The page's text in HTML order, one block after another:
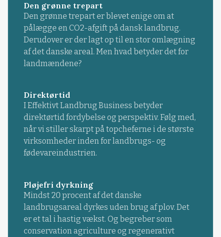
Den grønne trepart
Den grønne trepart er blevet enige om at
pålægge en CO2-afgift på dansk landbrug.
Derudover er der lagt op til en stor omlægning
af det danske areal. Men hvad betyder det for
landmændene?
Direktørtid
I Effektivt Landbrug Business betyder
direktørtid fordybelse og perspektiv. Følg med,
når vi stiller skarpt på topcheferne i de største
virksomheder inden for landbrugs- og
fødevareindustrien.
Pløjefri dyrkning
Mindst 20 procent af det danske
landbrugsareal dyrkes uden brug af plov. Det
er et tal i hastig vækst. Og begreber som
conservation agriculture og regenerativt